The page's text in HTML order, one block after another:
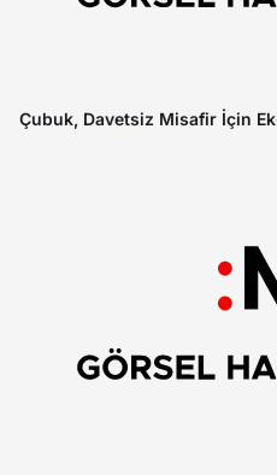
Çubuk, Davetsiz Misafir İçin